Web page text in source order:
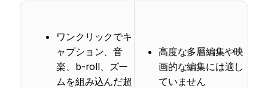
ワンクリックでキ
ャプション、音
楽、b-roll、ズー
ムを組み込んだ超
高度な多層編集や映
画的な編集には適し
ていません